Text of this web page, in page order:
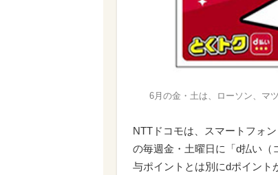
6月の金・土は、ローソン、マ
NTTドコモは、スマートフォ
の毎週金・土曜日に「d払い（
与ポイントとは別にdポイント